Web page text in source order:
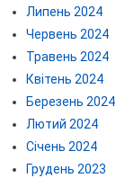
Липень 2024
Червень 2024
Травень 2024
Квітень 2024
Березень 2024
Лютий 2024
Січень 2024
Грудень 2023